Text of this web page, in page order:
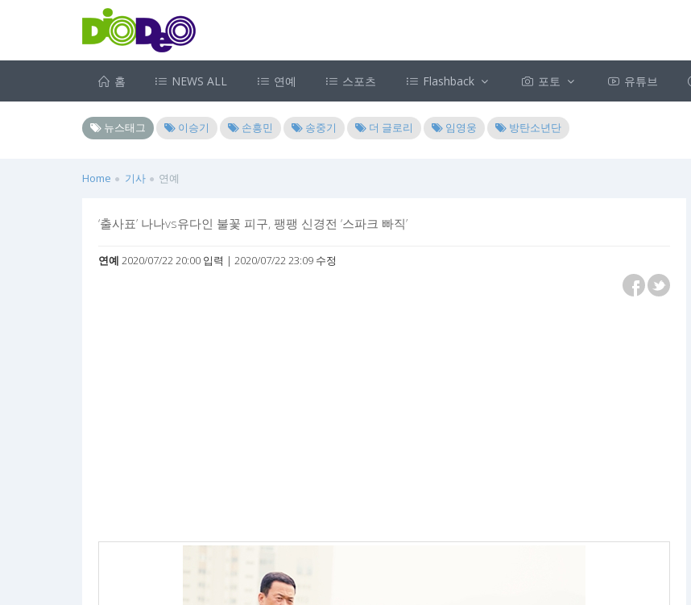
홈 NEWS ALL 연예 스포츠 Flashback 포토 유튜브
뉴스태그 이승기 손흥민 송중기 더 글로리 임영웅 방탄소년단
Home 기사 연예
‘출사표’ 나나vs유다인 불꽃 피구, 팽팽 신경전 ‘스파크 빠직’
연예 2020/07/22 20:00 입력 | 2020/07/22 23:09 수정